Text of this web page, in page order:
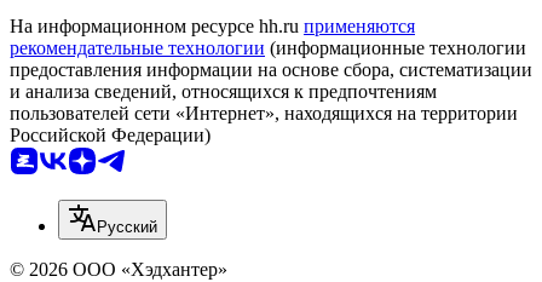
На информационном ресурсе hh.ru применяются
рекомендательные технологии (информационные технологии
предоставления информации на основе сбора, систематизации
и анализа сведений, относящихся к предпочтениям
пользователей сети «Интернет», находящихся на территории
Российской Федерации)
Русский
© 2026 ООО «Хэдхантер»